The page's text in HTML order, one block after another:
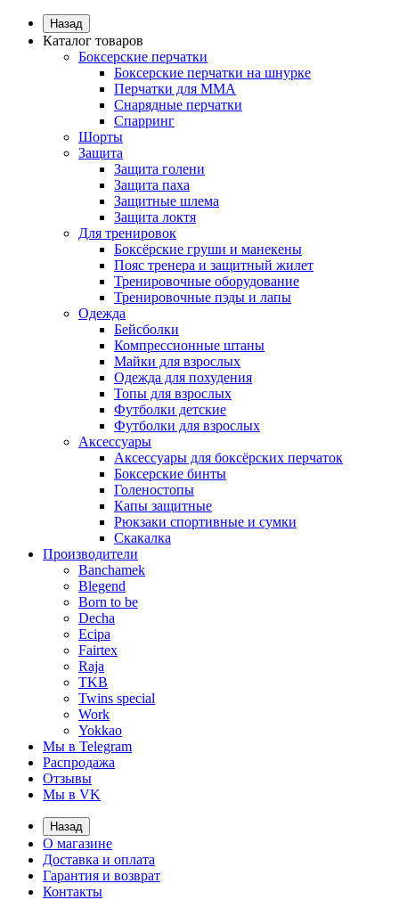
Назад
Каталог товаров
Боксерские перчатки
Боксерские перчатки на шнурке
Перчатки для ММА
Снарядные перчатки
Спарринг
Шорты
Защита
Защита голени
Защита паха
Защитные шлема
Защита локтя
Для тренировок
Боксёрские груши и манекены
Пояс тренера и защитный жилет
Тренировочные оборудование
Тренировочные пэды и лапы
Одежда
Бейсболки
Компрессионные штаны
Майки для взрослых
Одежда для похудения
Топы для взрослых
Футболки детские
Футболки для взрослых
Аксессуары
Аксессуары для боксёрских перчаток
Боксерские бинты
Голеностопы
Капы защитные
Рюкзаки спортивные и сумки
Скакалка
Производители
Banchamek
Blegend
Born to be
Decha
Ecipa
Fairtex
Raja
TKB
Twins special
Work
Yokkao
Мы в Telegram
Распродажа
Отзывы
Мы в VK
Назад
О магазине
Доставка и оплата
Гарантия и возврат
Контакты